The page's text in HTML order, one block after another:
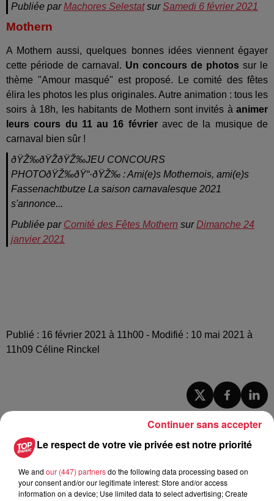
Publiée parMachores SelestatsurSamedi 6 février 2021
Mothern
A Mothern aussi, quelques bonnes idées viennent égayer
cette période de carnaval. Un concours de photos sur le
thème "Amour masqué" est proposé. Le comité des fêtes
élira les photos les plus originales. Autre animation : tous les
soirs à 18h, les habitants de Mothern sont invités à animer
leurs cours du 11 au 16 févrieravec de la musique de
carnaval bien sûr !
ðŸŽ‰ðŸŽ­ðŸŽ‰JEU CONCOURS
PHOTOðŸŽ‰ðŸ“·ðŸŽ‰ : Ami(e)s Mothernois, ami(e)s
Fassenachtbutze La saison carnavalesque 2021
s'annonce...
Publiée par Comité des Fêtes Mothern surDimanche 24
janvier 2021
Publié : 16 février 2021 à 11h00 - Modifié : 10 mai 2021 à
11h09 Céline Rinckel
A lire aussi
6 août 2026
robinets
Le respect de votre vie privée est notre priorité
We and our (447) partnersdo the following data processing based on
your consent and/or our legitimate interest: Store and/or access
information on a device; Use limited data to select advertising; Create
Continuer sans accepter